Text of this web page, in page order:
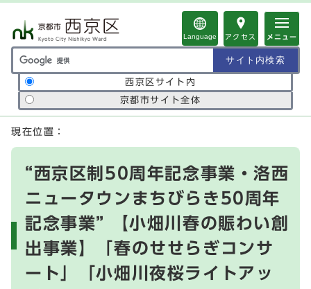
Language アクセス メニュー
サイト内検索の範囲
西京区サイト内
京都市サイト全体
ここから本文です
現在位置：
“西京区制50周年記念事業・洛西
ニュータウンまちびらき50周年
記念事業” 【小畑川春の賑わい創
出事業】「春のせせらぎコンサ
ート」「小畑川夜桜ライトアッ